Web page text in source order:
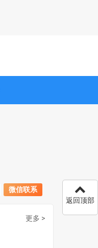
微信联系
更多 >
成人大专学历提升报考流程详解：从报名条件到成功入学全指南
返回顶部